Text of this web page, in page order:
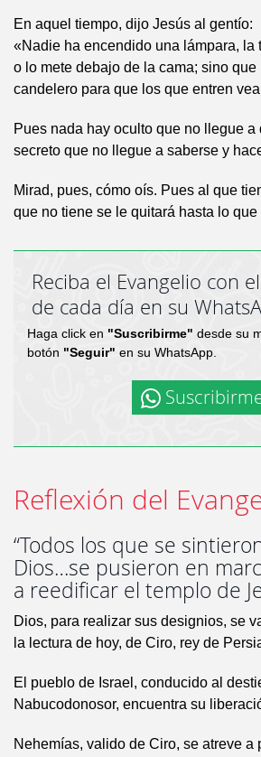
En aquel tiempo, dijo Jesús al gentío:
«Nadie ha encendido una lámpara, la
o lo mete debajo de la cama; sino que
candelero para que los que entren
Pues nada hay oculto que no llegue a
secreto que no llegue a saberse y
Mirad, pues, cómo oís. Pues al que
que no tiene se le quitará hasta lo que
Reciba el Evangelio con
de cada día en su
Haga click en "Suscribirme" desde su
botón "Seguir" en su WhatsApp.
Reflexión del
“Todos los que se
Dios…se pusieron en
a reedificar el templo de
Dios, para realizar sus designios, se
la lectura de hoy, de Ciro, rey de
El pueblo de Israel, conducido al
Nabucodonosor, encuentra su
Nehemías, valido de Ciro, se atreve a